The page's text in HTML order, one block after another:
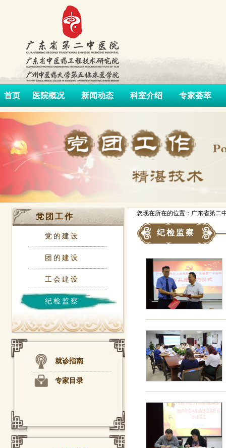
首页 医院概况 新闻动态 科室介绍 专家荟萃
党团工作
党的建设
团的建设
工会建设
纪检监察
就诊指南
专家目录
您现在所在的位置：广东省第二
纪检监察